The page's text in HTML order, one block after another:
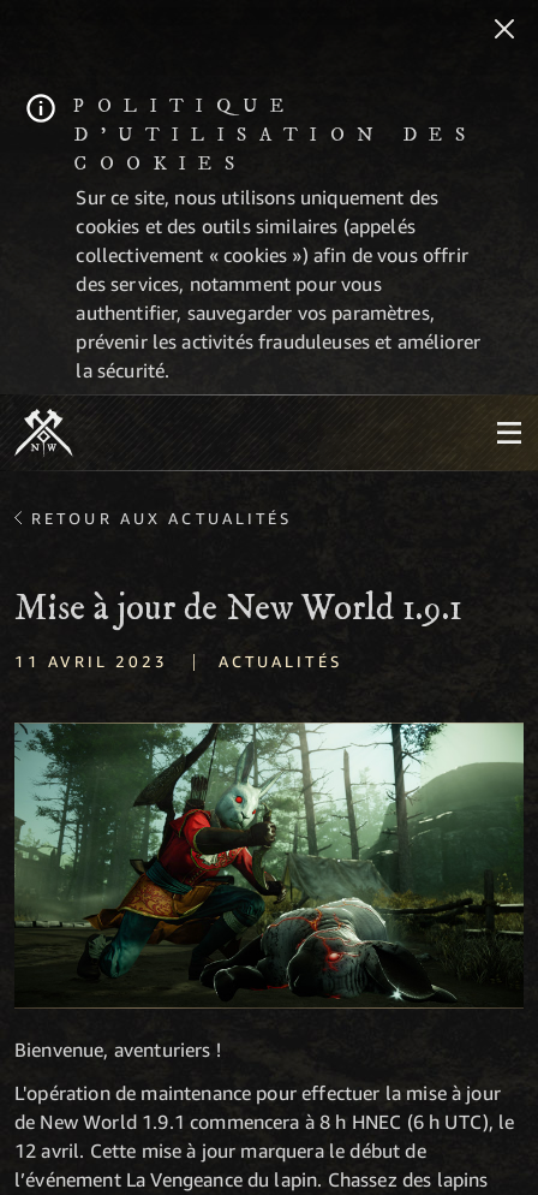
POLITIQUE
D'UTILISATION DES
COOKIES
Sur ce site, nous utilisons uniquement des
cookies et des outils similaires (appelés
collectivement « cookies ») afin de vous offrir
des services, notamment pour vous
authentifier, sauvegarder vos paramètres,
prévenir les activités frauduleuses et améliorer
la sécurité.
RETOUR AUX ACTUALITÉS
Mise à jour de New World 1.9.1
11 AVRIL 2023 | ACTUALITÉS
Bienvenue, aventuriers !
L'opération de maintenance pour effectuer la mise à jour
de New World 1.9.1 commencera à 8 h HNEC (6 h UTC), le
12 avril. Cette mise à jour marquera le début de
l’événement La Vengeance du lapin. Chassez des lapins